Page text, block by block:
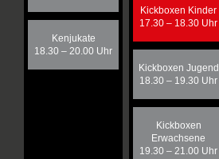
Kenjukate
18.30 – 20.00 Uhr
Kickboxen Kinder
17.30 – 18.30 Uhr
Kickboxen Jugend
18.30 – 19.30 Uhr
Kickboxen
Erwachsene
19.30 – 21.00 Uhr